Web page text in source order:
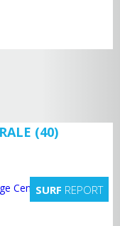
(40)
SURF REPORT